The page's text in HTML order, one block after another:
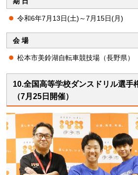
令和6年7月13日(土)～7月15日(月)
会 場
松本市美鈴湖自転車競技場（長野県）
10.全国高等学校ダンスドリル選手
（7月25日開催）